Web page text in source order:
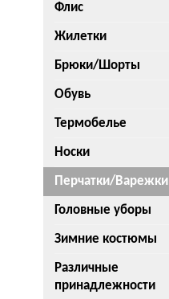
Флис
Жилетки
Брюки/Шорты
Обувь
Термобелье
Носки
Перчатки/Варежки
Головные уборы
Зимние костюмы
Различные
принадлежности